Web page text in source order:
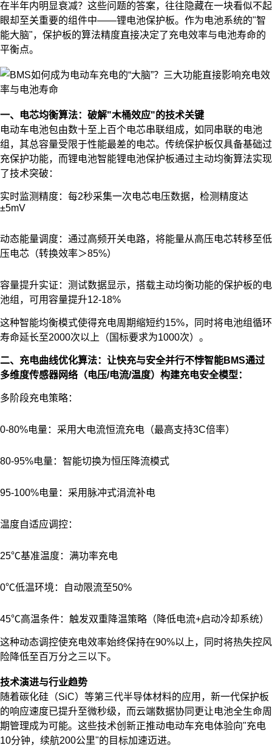
在半年内明显衰减？这些问题的答案，往往隐藏在一块看似不起
眼却至关重要的组件中——锂电池保护板。作为电池系统的"智
能大脑"，保护板的算法精度直接决定了充电效率与电池寿命的
平衡点。
一、电芯均衡算法：破解"木桶效应"的技术关键
电动车电池包由数十至上百个电芯串联组成，如同串联的电池
组，其总容量受限于性能最差的电芯。传统保护板仅具备基础过
充保护功能，而锂电池智能锂电池保护板通过主动均衡算法实现
了技术突破：
实时监测精度：每2秒采集一次电芯电压数据，检测精度达
±5mV
动态能量调度：通过高频开关电路，将能量从高压电芯转移至低
压电芯（转换效率＞85%）
容量提升实证：测试数据显示，搭载主动均衡功能的保护板的电
池组，可用容量提升12-18%
这种智能均衡模式使得充电周期缩短约15%，同时将电池组循环
寿命延长至2000次以上（国标要求为1000次）。
二、充电曲线优化算法：让快充与安全并行不悖智能BMS通过
多维度传感器网络（电压/电流/温度）构建充电安全模型：
多阶段充电策略：
0-80%电量：采用大电流恒流充电（最高支持3C倍率）
80-95%电量：智能切换为恒压降流模式
95-100%电量：采用脉冲式涓流补电
温度自适应调控：
25℃基准温度：满功率充电
0℃低温环境：自动限流至50%
45℃高温条件：触发双重降温策略（降低电流+启动冷却系统）
这种动态调控使充电效率始终保持在90%以上，同时将热失控风
险降低至百万分之三以下。
技术演进与行业趋势
随着碳化硅（SiC）等第三代半导体材料的应用，新一代保护板
的响应速度已提升至微秒级，而云端数据协同更让电池全生命周
期管理成为可能。这些技术创新正推动电动车充电体验向"充电
10分钟，续航200公里"的目标加速迈进。